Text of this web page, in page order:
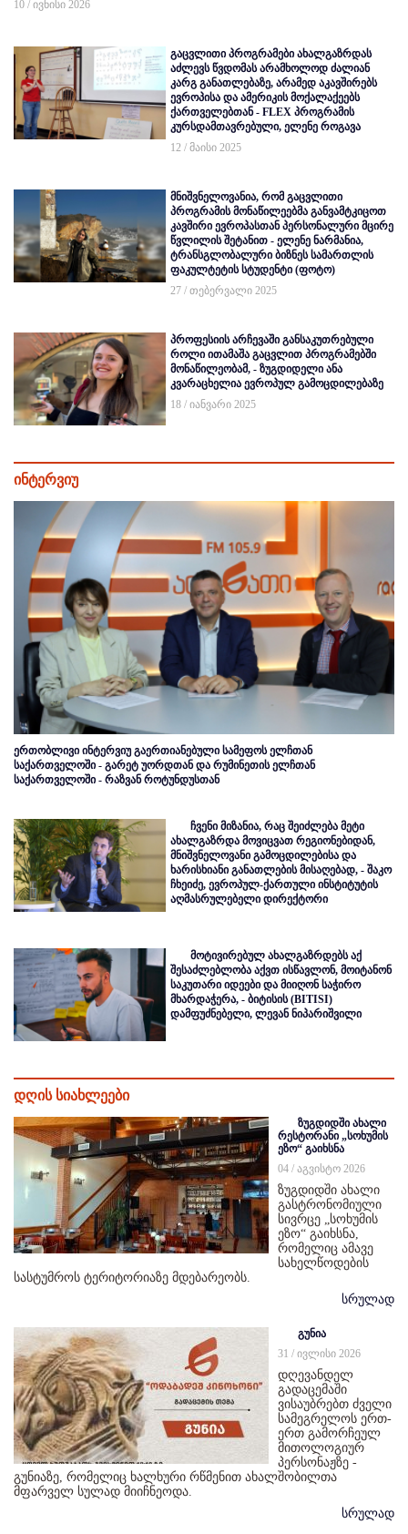
10 / ივნისი 2026
გაცვლითი პროგრამები ახალგაზრდას
აძლევს წვდომას არამხოლოდ ძალიან
კარგ განათლებაზე, არამედ აკავშირებს
ევროპისა და ამერიკის მოქალაქეებს
ქართველებთან - FLEX პროგრამის
კურსდამთავრებული, ელენე როგავა
12 / მაისი 2025
მნიშვნელოვანია, რომ გაცვლითი
პროგრამის მონაწილეებმა განვამტკიცოთ
კავშირი ევროპასთან პერსონალური მცირე
წვლილის შეტანით - ელენე ნარმანია,
ტრანსგლობალური ბიზნეს სამართლის
ფაკულტეტის სტუდენტი (ფოტო)
27 / თებერვალი 2025
პროფესიის არჩევაში განსაკუთრებული
როლი ითამაშა გაცვლით პროგრამებში
მონაწილეობამ, - ზუგდიდელი ანა
კვარაცხელია ევროპულ გამოცდილებაზე
18 / იანვარი 2025
ინტერვიუ
ერთობლივი ინტერვიუ გაერთიანებული სამეფოს ელჩთან
საქართველოში - გარეტ უორდთან და რუმინეთის ელჩთან
საქართველოში - რაზვან როტუნდუსთან
ჩვენი მიზანია, რაც შეიძლება მეტი
ახალგაზრდა მოვიცვათ რეგიონებიდან,
მნიშვნელოვანი გამოცდილებისა და
ხარისხიანი განათლების მისაღებად, - შაკო
ჩხეიძე, ევროპულ-ქართული ინსტიტუტის
აღმასრულებელი დირექტორი
მოტივირებულ ახალგაზრდებს აქ
შესაძლებლობა აქვთ ისწავლონ, მოიტანონ
საკუთარი იდეები და მიიღონ საჭირო
მხარდაჭერა, - ბიტისის (BITISI)
დამფუძნებელი, ლევან ნიპარიშვილი
დღის სიახლეები
ზუგდიდში ახალი
რესტორანი „სოხუმის
ეზო“ გაიხსნა
04 / აგვისტო 2026
ზუგდიდში ახალი
გასტრონომიული
სივრცე „სოხუმის
ეზო“ გაიხსნა,
რომელიც ამავე
სახელწოდების
სასტუმროს ტერიტორიაზე მდებარეობს.
სრულად
გუნია
31 / ივლისი 2026
დღევანდელ
გადაცემაში
ვისაუბრებთ ძველი
სამეგრელოს ერთ-
ერთ გამორჩეულ
მითოლოგიურ
პერსონაჟზე -
გუნიაზე, რომელიც ხალხური რწმენით ახალშობილთა
მფარველ სულად მიიჩნეოდა.
სრულად